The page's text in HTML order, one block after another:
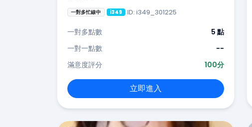
一對多忙線中 i349 ID: i349_301225
一對多點數
5 點
一對一點數
--
滿意度評分
100分
立即進入